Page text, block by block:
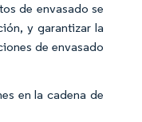
de envasado se
y garantizar la
de envasado
en la cadena de